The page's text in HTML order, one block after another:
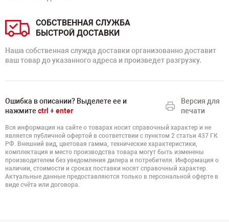
СОБСТВЕННАЯ СЛУЖБА
БЫСТРОЙ ДОСТАВКИ
Наша собственная служда доставки организованно доставит
ваш товар до указанного адреса и произведет разгрузку.
Ошибка в описании? Выделете ее и
нажмите ctrl +enter
Версия для
печати
Вся информация на сайте о товарах носит справочный характер и не
является публичной офертой в соответствии с пунктом 2 статьи 437 ГК
РФ. Внешний вид, цветовая гамма, технические характеристики,
комплектация и место производства товара могут быть изменены
производителем без уведомления дилера и потребителя. Информация о
наличии, стоимости и сроках поставки носят справочный характер.
Актуальные данные предоставляются только в персональной оферте в
виде счёта или договора.